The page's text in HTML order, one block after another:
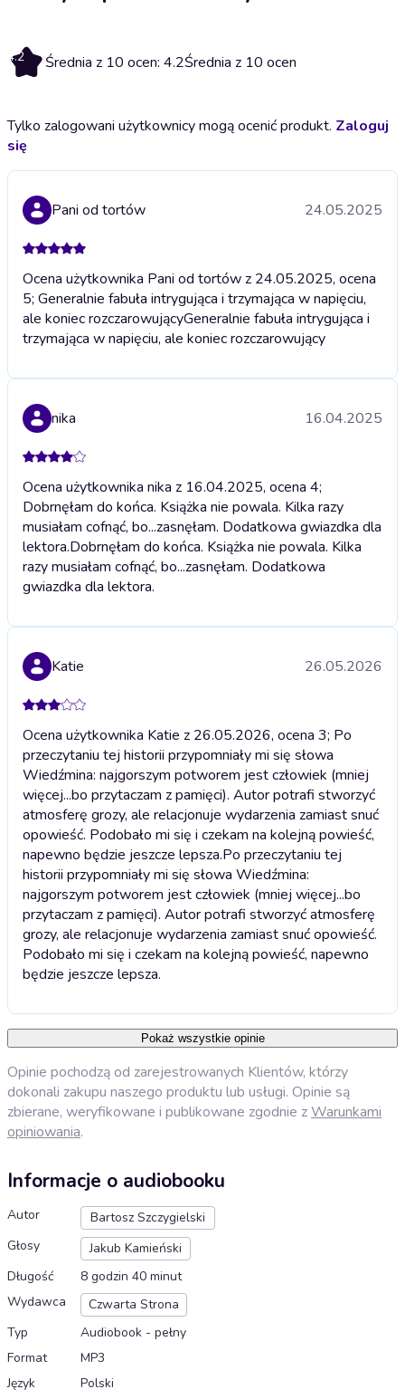
4.2 Średnia z 10 ocen: 4.2Średnia z 10 ocen
Tylko zalogowani użytkownicy mogą ocenić produkt. Zaloguj
się
Pani od tortów 24.05.2025
Ocena użytkownika Pani od tortów z 24.05.2025, ocena
5; Generalnie fabuła intrygująca i trzymająca w napięciu,
ale koniec rozczarowującyGeneralnie fabuła intrygująca i
trzymająca w napięciu, ale koniec rozczarowujący
nika 16.04.2025
Ocena użytkownika nika z 16.04.2025, ocena 4;
Dobrnęłam do końca. Książka nie powala. Kilka razy
musiałam cofnąć, bo...zasnęłam. Dodatkowa gwiazdka dla
lektora.Dobrnęłam do końca. Książka nie powala. Kilka
razy musiałam cofnąć, bo...zasnęłam. Dodatkowa
gwiazdka dla lektora.
Katie 26.05.2026
Ocena użytkownika Katie z 26.05.2026, ocena 3; Po
przeczytaniu tej historii przypomniały mi się słowa
Wiedźmina: najgorszym potworem jest człowiek (mniej
więcej...bo przytaczam z pamięci). Autor potrafi stworzyć
atmosferę grozy, ale relacjonuje wydarzenia zamiast snuć
opowieść. Podobało mi się i czekam na kolejną powieść,
napewno będzie jeszcze lepsza.Po przeczytaniu tej
historii przypomniały mi się słowa Wiedźmina:
najgorszym potworem jest człowiek (mniej więcej...bo
przytaczam z pamięci). Autor potrafi stworzyć atmosferę
grozy, ale relacjonuje wydarzenia zamiast snuć opowieść.
Podobało mi się i czekam na kolejną powieść, napewno
będzie jeszcze lepsza.
Pokaż wszystkie opinie
Opinie pochodzą od zarejestrowanych Klientów, którzy
dokonali zakupu naszego produktu lub usługi. Opinie są
zbierane, weryfikowane i publikowane zgodnie zWarunkami
opiniowania.
Informacje o audiobooku
Autor
Bartosz Szczygielski
Głosy
Jakub Kamieński
Długość
8 godzin 40 minut
Wydawca
Czwarta Strona
Typ
Audiobook - pełny
Format
MP3
Język
Polski